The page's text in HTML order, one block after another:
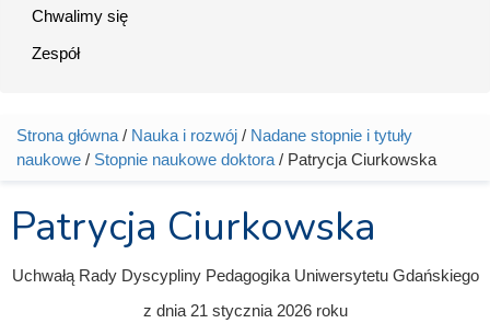
Chwalimy się
Zespół
Jesteś tutaj
Strona główna / Nauka i rozwój / Nadane stopnie i tytuły
naukowe / Stopnie naukowe doktora / Patrycja Ciurkowska
Patrycja Ciurkowska
Uchwałą Rady Dyscypliny Pedagogika Uniwersytetu Gdańskiego
z dnia 21 stycznia 2026roku